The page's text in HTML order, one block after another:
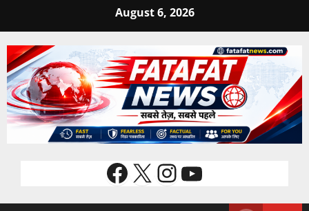
content
August 6, 2026
Facebook
X Instagram
YouTube